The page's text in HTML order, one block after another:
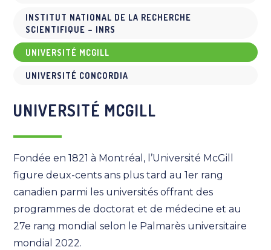
INSTITUT NATIONAL DE LA RECHERCHE
SCIENTIFIQUE – INRS
UNIVERSITÉ MCGILL
UNIVERSITÉ CONCORDIA
UNIVERSITÉ MCGILL
Fondée en 1821 à Montréal, l’Université McGill
figure deux-cents ans plus tard au 1er rang
canadien parmi les universités offrant des
programmes de doctorat et de médecine et au
27e rang mondial selon le Palmarès universitaire
mondial 2022.